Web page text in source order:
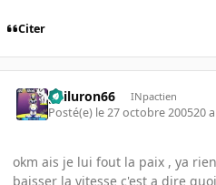
Citer
gailuron66 INpactien
Posté(e) le 27 octobre 200520 a
okm ais je lui fout la paix , ya
baisser la vitesse c'est a dire